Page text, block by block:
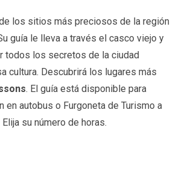
los sitios más preciosos de la región
guía le lleva a través el casco viejo y
todos los secretos de la ciudad
cultura. Descubrirá los lugares más
. El guía está disponible para
en autobus o Furgoneta de Turismo a
Elija su número de horas.